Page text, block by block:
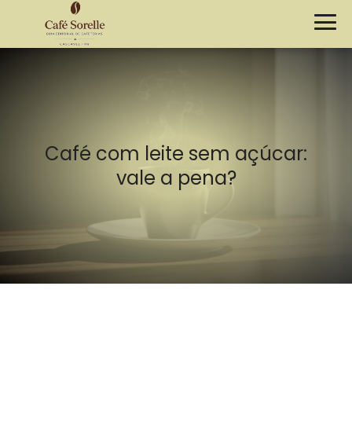
Café com leite sem açúcar:
vale a pena?